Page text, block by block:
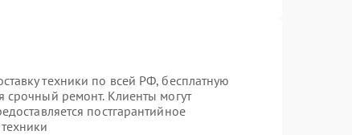
техники по всей РФ, бесплатную
срочный ремонт. Клиенты могут
постгарантийное